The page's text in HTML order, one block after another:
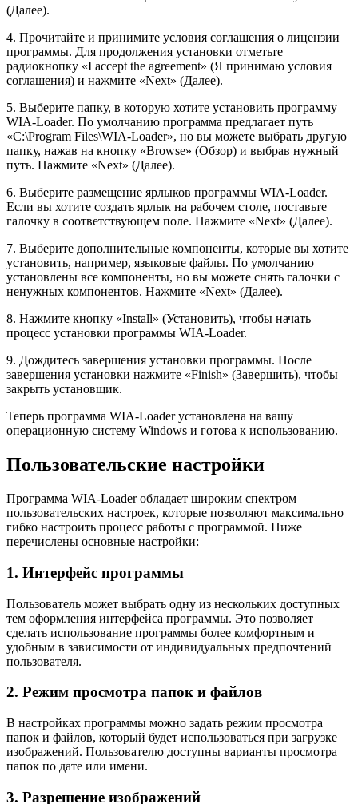
(Далее).
4. Прочитайте и принимите условия соглашения о лицензии
программы. Для продолжения установки отметьте
радиокнопку «I accept the agreement» (Я принимаю условия
соглашения) и нажмите «Next» (Далее).
5. Выберите папку, в которую хотите установить программу
WIA-Loader. По умолчанию программа предлагает путь
«C:\Program Files\WIA-Loader», но вы можете выбрать другую
папку, нажав на кнопку «Browse» (Обзор) и выбрав нужный
путь. Нажмите «Next» (Далее).
6. Выберите размещение ярлыков программы WIA-Loader.
Если вы хотите создать ярлык на рабочем столе, поставьте
галочку в соответствующем поле. Нажмите «Next» (Далее).
7. Выберите дополнительные компоненты, которые вы хотите
установить, например, языковые файлы. По умолчанию
установлены все компоненты, но вы можете снять галочки с
ненужных компонентов. Нажмите «Next» (Далее).
8. Нажмите кнопку «Install» (Установить), чтобы начать
процесс установки программы WIA-Loader.
9. Дождитесь завершения установки программы. После
завершения установки нажмите «Finish» (Завершить), чтобы
закрыть установщик.
Теперь программа WIA-Loader установлена на вашу
операционную систему Windows и готова к использованию.
Пользовательские настройки
Программа WIA-Loader обладает широким спектром
пользовательских настроек, которые позволяют максимально
гибко настроить процесс работы с программой. Ниже
перечислены основные настройки:
1. Интерфейс программы
Пользователь может выбрать одну из нескольких доступных
тем оформления интерфейса программы. Это позволяет
сделать использование программы более комфортным и
удобным в зависимости от индивидуальных предпочтений
пользователя.
2. Режим просмотра папок и файлов
В настройках программы можно задать режим просмотра
папок и файлов, который будет использоваться при загрузке
изображений. Пользователю доступны варианты просмотра
папок по дате или имени.
3. Разрешение изображений